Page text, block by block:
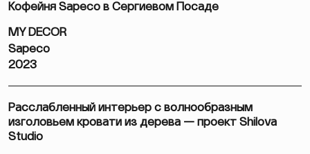
Кофейня Sapeco в Сергиевом Посаде
MY DECOR
Sapeco
2023
Расслабленный интерьер с волнообразным
изголовьем кровати из дерева — проект Shilova
Studio